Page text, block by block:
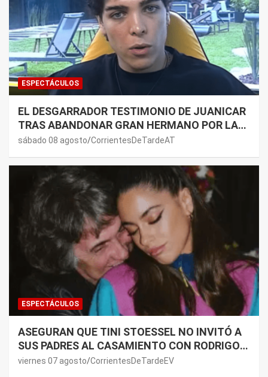
ESPECTÁCULOS
EL DESGARRADOR TESTIMONIO DE JUANICAR
TRAS ABANDONAR GRAN HERMANO POR LA
SALUD DE SU MAMÁ.
sábado 08 agosto CorrientesDeTardeAT
ESPECTÁCULOS
ASEGURAN QUE TINI STOESSEL NO INVITÓ A
SUS PADRES AL CASAMIENTO CON RODRIGO
DE PAUL: LOS MOTIVOS
viernes 07 agosto CorrientesDeTardeEV